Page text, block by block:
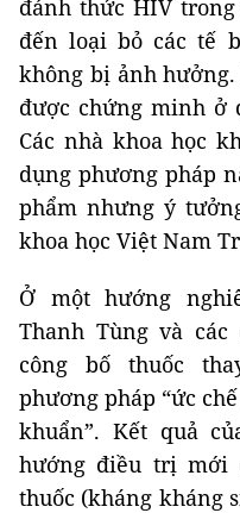
đánh thức HIV
đến loại bỏ các tế
không bị ảnh
được chứng minh ở
Các nhà khoa học
dụng phương pháp
phẩm nhưng ý
khoa học Việt Nam
Ở một hướng
Thanh Tùng và
công bố thuốc
phương pháp “ức
khuẩn”. Kết quả
hướng điều trị mới
thuốc (kháng kháng